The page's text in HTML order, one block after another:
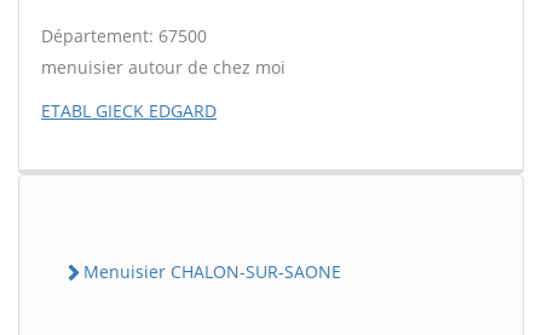
Département: 67500
menuisier autour de chez moi
ETABL GIECK EDGARD
Menuisier CHALON-SUR-SAONE